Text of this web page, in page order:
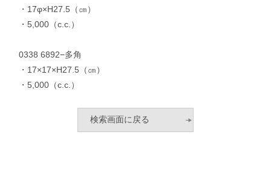
・17φ×H27.5（㎝）
・5,000（c.c.）
0338 6892−多角
・17×17×H27.5（㎝）
・5,000（c.c.）